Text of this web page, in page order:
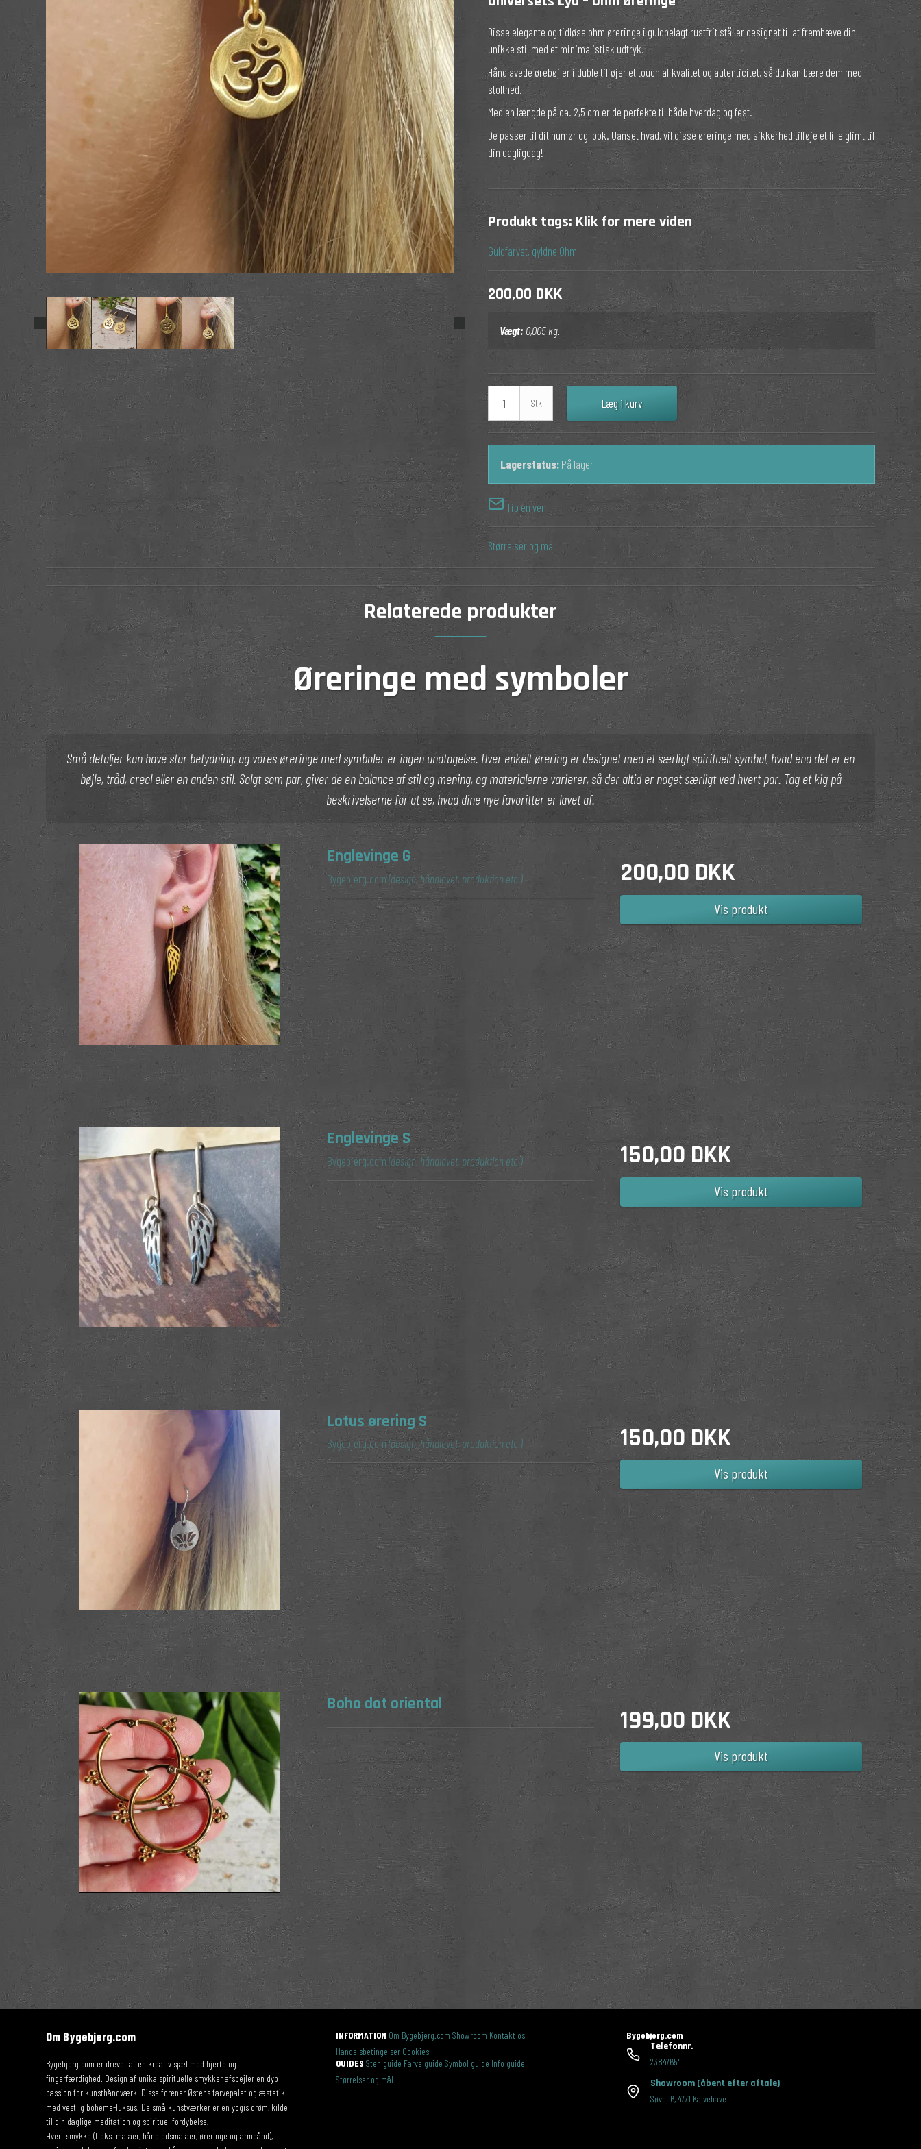
Æsker
Postkort og kuverter
Figurer
Nøgleringe
Silke til håret
Disse elegante og tidløse ohm øreringe i guldbelagt rustfrit stål er designet til at fremhæve din
unikke stil med et minimalistisk udtryk.
Håndlavede ørebøjler i duble tilføjer et touch af kvalitet og autenticitet, så du kan bære dem med
stolthed.
Med en længde på ca. 2,5 cm er de perfekte til både hverdag og fest.
De passer til dit humør og look. Uanset hvad, vil disse øreringe med sikkerhed tilføje et lille glimt til
din dagligdag!
Produkt tags: Klik for mere viden
Guldfarvet, gyldne Ohm
200,00 DKK
Vægt: 0,005 kg.
Stk Læg i kurv
Lagerstatus: På lager
Tip en ven
Størrelser og mål
Relaterede produkter
Øreringe med symboler
Små detaljer kan have stor betydning, og vores øreringe med symboler er ingen undtagelse. Hver enkelt ørering er designet med et særligt spirituelt symbol, hvad end det er en
bøjle, tråd, creol eller en anden stil. Solgt som par, giver de en balance af stil og mening, og materialerne varierer, så der altid er noget særligt ved hvert par. Tag et kig på
beskrivelserne for at se, hvad dine nye favoritter er lavet af.
Englevinge G
Bygebjerg.com(design, håndlavet, produktion etc.) 200,00 DKK
Vis produkt
Englevinge S
Bygebjerg.com(design, håndlavet, produktion etc.) 150,00 DKK
Vis produkt
Lotus ørering S
Bygebjerg.com(design, håndlavet, produktion etc.) 150,00 DKK
Vis produkt
Boho dot oriental
199,00 DKK
Vis produkt
Om Bygebjerg.com
Bygebjerg.com er drevet af en kreativ sjæl med hjerte og
fingerfærdighed. Design af unika spirituelle smykker afspejler en dyb
passion for kunsthåndværk. Disse forener Østens farvepalet og æstetik
med vestlig boheme-luksus. De små kunstværker er en yogis drøm, kilde
til din daglige meditation og spirituel fordybelse.
Hvert smykke (f.eks. malaer, håndledsmalaer, øreringe og armbånd),
INFORMATION Om Bygebjerg.com Showroom Kontakt os
Handelsbetingelser Cookies
GUIDES Sten guide Farve guide Symbol guide Info guide
Størrelser og mål
Bygebjerg.com
Telefonnr.
23847654
Showroom (åbent efter aftale)
Søvej 6,4771 Kalvehave